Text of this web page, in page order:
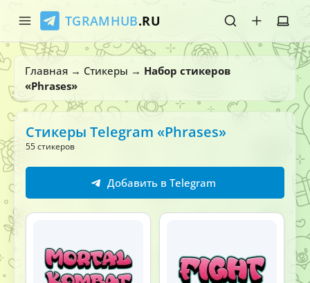
TGRAMHUB.RU
Главная
Стикеры
Главная → Стикеры → Набор стикеров
«Phrases»
Стикеры Telegram «Phrases»
55 стикеров
Добавить в Telegram